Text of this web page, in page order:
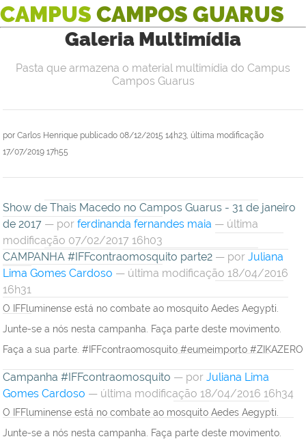
CAMPUS CAMPOS GUARUS
Galeria Multimídia
por Carlos Henrique publicado 08/12/2015 14h23, última modificação
17/07/2019 17h55
Pasta que armazena o material multimídia do Campus
Campos Guarus
Show de Thais Macedo no Campos Guarus - 31 de janeiro
de 2017 — por ferdinanda fernandes maia — última
modificação 07/02/2017 16h03
CAMPANHA #IFFcontraomosquito parte2 — por Juliana
Lima Gomes Cardoso — última modificação 18/04/2016
16h31
O IFFluminense está no combate ao mosquito Aedes Aegypti.
Junte-se a nós nesta campanha. Faça parte deste movimento.
Faça a sua parte. #IFFcontraomosquito #eumeimporto #ZIKAZERO
Campanha #IFFcontraomosquito — por Juliana Lima
Gomes Cardoso — última modificação 18/04/2016 16h34
O IFFluminense está no combate ao mosquito Aedes Aegypti.
Junte-se a nós nesta campanha. Faça parte deste movimento.